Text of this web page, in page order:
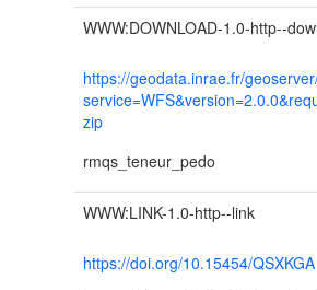
WWW:DOWNLOAD-1.0-http--
https://geodata.inrae.fr/
zip
rmqs_teneur_pedo
WWW:LINK-1.0-http--link
https://doi.org/10.15454/QSXKGA